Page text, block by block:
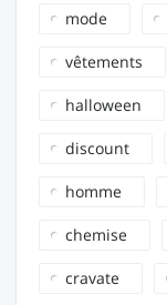
mode
vêtements
halloween
discount
homme
chemise
cravate